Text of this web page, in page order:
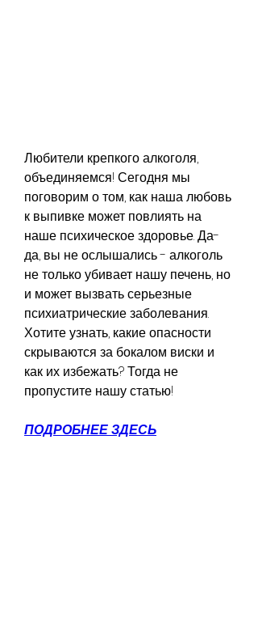
Любители крепкого алкоголя,
объединяемся! Сегодня мы
поговорим о том, как наша любовь
к выпивке может повлиять на
наше психическое здоровье. Да-
да, вы не ослышались - алкоголь
не только убивает нашу печень, но
и может вызвать серьезные
психиатрические заболевания.
Хотите узнать, какие опасности
скрываются за бокалом виски и
как их избежать? Тогда не
пропустите нашу статью!
ПОДРОБНЕЕ ЗДЕСЬ